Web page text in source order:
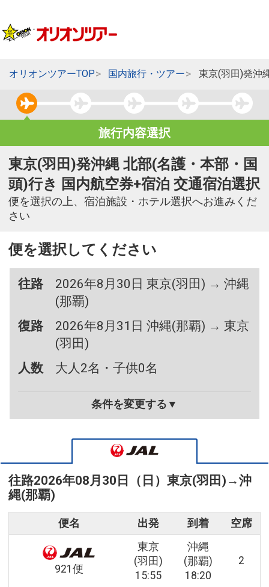
オリオンツアーTOP 国内旅行・ツアー 東京(羽田)発沖
旅行内容選択
東京(羽田)発沖縄 北部(名護・本部・国
頭)行き 国内航空券+宿泊 交通宿泊選択
便を選択の上、宿泊施設・ホテル選択へお進みくだ
さい
便を選択してください
往路
2026年8月30日 東京(羽田) → 沖縄
(那覇)
復路
2026年8月31日 沖縄(那覇) → 東京
(羽田)
人数
大人2名・子供0名
条件を変更する▼
往路2026年08月30日（日） 東京(羽田) →沖
縄(那覇)
便名 出発 到着 空席
921便
東京
(羽田)
15:55
沖縄
(那覇)
18:20
2